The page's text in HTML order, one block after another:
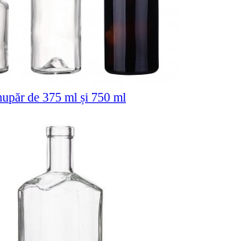
de 375 ml și 750 ml